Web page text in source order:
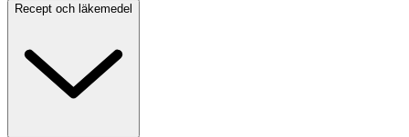
Recept och läkemedel